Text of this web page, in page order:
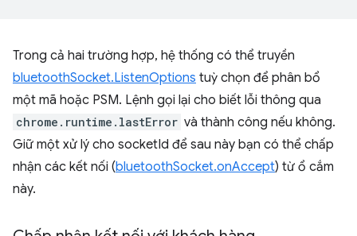
Trong cả hai trường hợp, hệ thống có thể truyền
bluetoothSocket.ListenOptions tuỳ chọn để phân bổ
một mã hoặc PSM. Lệnh gọi lại cho biết lỗi thông qua
chrome.runtime.lastError và thành công nếu không.
Giữ một xử lý cho socketId để sau này bạn có thể chấp
nhận các kết nối (bluetoothSocket.onAccept) từ ổ cắm
này.